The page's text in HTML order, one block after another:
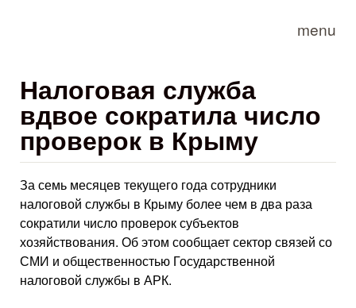
menu
Налоговая служба
вдвое сократила число
проверок в Крыму
За семь месяцев текущего года сотрудники
налоговой службы в Крыму более чем в два раза
сократили число проверок субъектов
хозяйствования. Об этом сообщает сектор связей со
СМИ и общественностью Государственной
налоговой службы в АРК.